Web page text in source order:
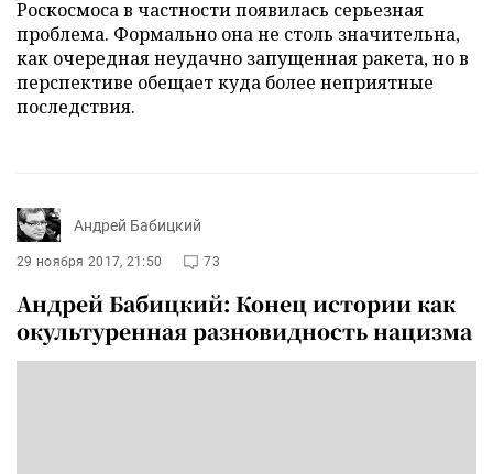
Роскосмоса в частности появилась серьезная
проблема. Формально она не столь значительна,
как очередная неудачно запущенная ракета, но в
перспективе обещает куда более неприятные
последствия.
Андрей Бабицкий
29 ноября 2017, 21:50 73
Андрей Бабицкий: Конец истории как
окультуренная разновидность нацизма